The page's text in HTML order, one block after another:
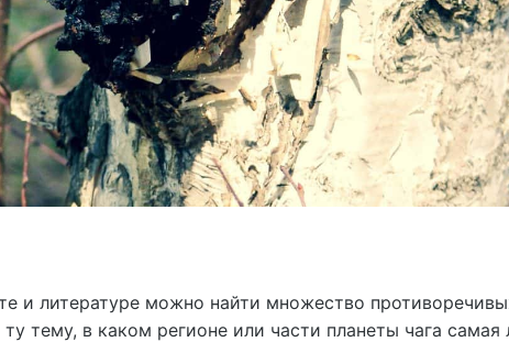
и литературе можно найти множество
тему, в каком регионе или части планеты чага самая